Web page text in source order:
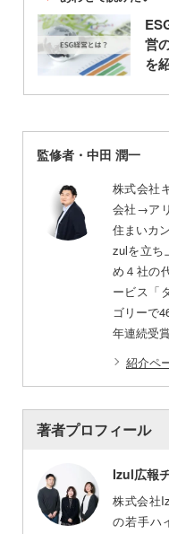
営
を
監修者・中田 潤一
株式会社
会社→ア
住まいカ
zulを立ち
め４社の
ービス「
ゴリーで
年連続受賞
紹介ペ
著者プロフィール
Izul広報
株式会社
の若手ハ